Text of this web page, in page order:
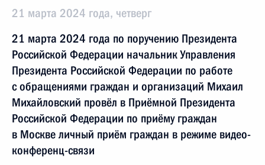
21 марта 2024 года, четверг
21 марта 2024 года по поручению Президента
Российской Федерации начальник Управления
Президента Российской Федерации по работе
с обращениями граждан и организаций Михаил
Михайловский провёл в Приёмной Президента
Российской Федерации по приёму граждан
в Москве личный приём граждан в режиме видео-
конференц-связи